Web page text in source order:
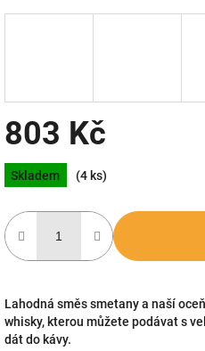
803 Kč
Měrná
cena:
Skladem (4 ks)
Lahodná směs smetany a naší
whisky, kterou můžete podávat s
dát do kávy.